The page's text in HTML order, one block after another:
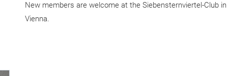
New members are welcome at the Siebensternviertel-Club in
Vienna.